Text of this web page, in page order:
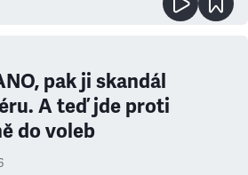
pak ji skandál
A teď jde proti
do voleb